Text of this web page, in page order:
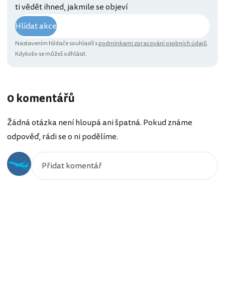
ti vědět ihned, jakmile se objeví
Hlídat akce
Nastavením hlídače souhlasíš spodmínkami zpracování osobních údajů.
Kdykoliv se můžeš odhlásit.
0 komentářů
Žádná otázka není hloupá ani špatná. Pokud známe
odpověď, rádi se o ni podělíme.